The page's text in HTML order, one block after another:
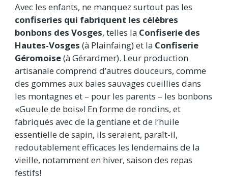
Avec les enfants, ne manquez surtout pas les
confiseries qui fabriquent les célèbres
bonbons des Vosges, telles la Confiserie des
Hautes-Vosges (à Plainfaing) et la Confiserie
Géromoise(à Gérardmer). Leur production
artisanale comprend d’autres douceurs, comme
des gommes aux baies sauvages cueillies dans
les montagnes et – pour les parents – les bonbons
«Gueule de bois»! En forme de rondins, et
fabriqués avec de la gentiane et de l’huile
essentielle de sapin, ils seraient, paraît-il,
redoutablement efficaces les lendemains de la
vieille, notamment en hiver, saison des repas
festifs!